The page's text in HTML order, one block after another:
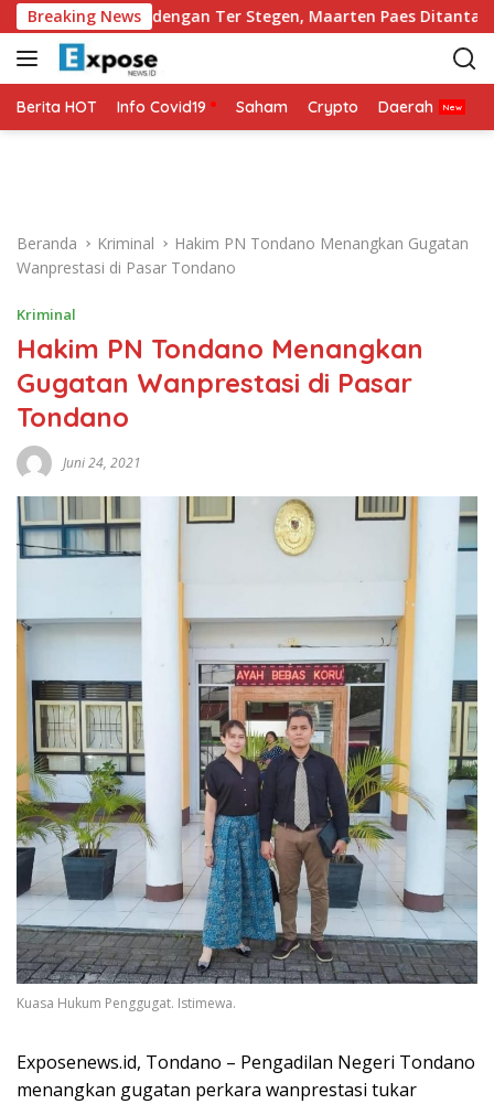
a
g
u
Breaking News
Belakang dengan Ter Stegen, Maarten Paes Ditantang
Berita HOT Info Covid19 Saham Crypto Daerah
Beranda Kriminal
Hakim PN Tondano Menangkan Gugatan
Wanprestasi di Pasar Tondano
Kriminal
Hakim PN Tondano Menangkan
Gugatan Wanprestasi di Pasar
Tondano
Juni 24, 2021
Kuasa Hukum Penggugat. Istimewa.
Exposenews.id, Tondano – Pengadilan Negeri Tondano
menangkan gugatan perkara wanprestasi tukar